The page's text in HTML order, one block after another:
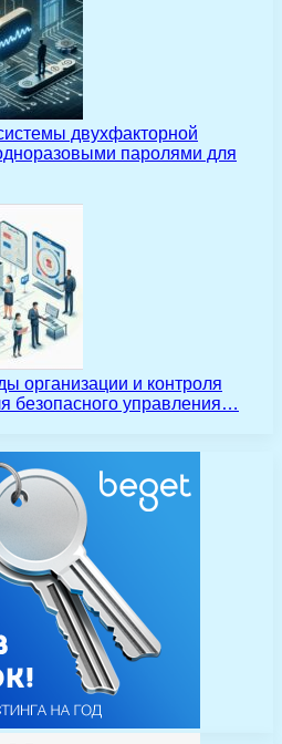
двухфакторной
паролями для
организации и контроля
безопасного управления…